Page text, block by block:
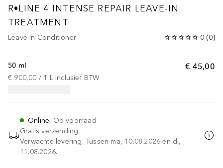
R•LINE 4 INTENSE REPAIR LEAVE-IN
TREATMENT
Leave-In-Conditioner 0 (0)
€ 45,00
50 ml
€ 900,00 / 1 L Inclusief BTW
Online: Op voorraad
Gratis verzending
Verwachte levering: Tussen ma, 10.08.2026 en di,
11.08.2026.